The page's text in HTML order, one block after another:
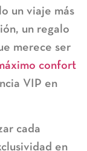
un viaje más
un regalo
merece ser
confort
VIP en
cada
en